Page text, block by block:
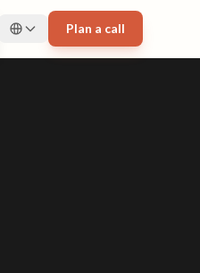
Plan a call